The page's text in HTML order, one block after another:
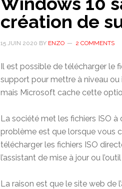
création de
15 JUIN 2020 BY ENZO 2 COMMENTS
Il est possible de télécharger le
support pour mettre à niveau ou
mais Microsoft cache cette
La société met les fichiers ISO
problème est que lorsque vous
télécharger les fichiers ISO
l’assistant de mise à jour ou
La raison est que le site web de